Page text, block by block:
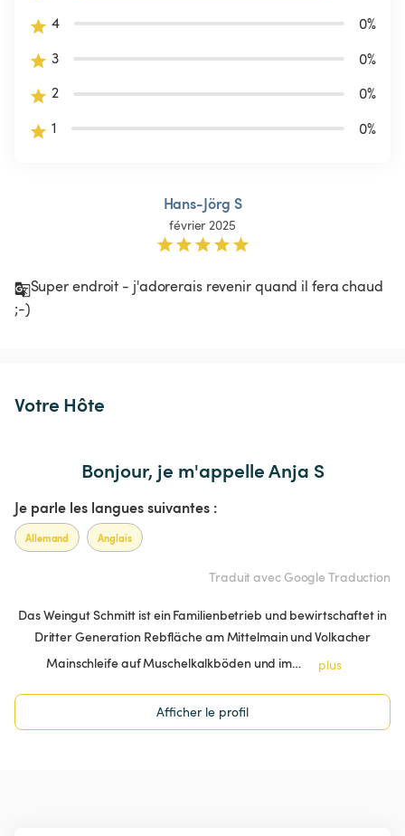
4
0%
3
0%
2
0%
1
0%
Hans-Jörg S
février 2025
Super endroit - j'adorerais revenir quand il fera chaud
;-)
Votre Hôte
Bonjour, je m'appelle Anja S
Je parle les langues suivantes :
Allemand Anglais
Traduit avec Google Traduction
Das Weingut Schmitt ist ein Familienbetrieb und bewirtschaftet in
Dritter Generation Rebfläche am Mittelmain und Volkacher
Mainschleife auf Muschelkalkböden und im…
plus
Afficher le profil